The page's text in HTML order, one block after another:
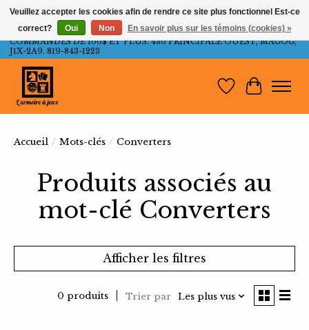
LIVRAISON GRATUITE AU QUÉBEC ET ONTARIO POUR LES
COMMANDES DE 100$ ET PLUS. 436 PRINCIPALE OUEST, MAGOG,
J1X-2A9. 819-843-1223
Liste dePanier
Accueil / Mots-clés / Converters
Produits associés au
mot-clé Converters
Afficher les filtres
0 produits Trier par Les plus vus
Veuillez accepter les cookies afin de rendre ce site plus fonctionnel Est-ce
correct?
Oui Non En savoir plus sur les témoins (cookies) »